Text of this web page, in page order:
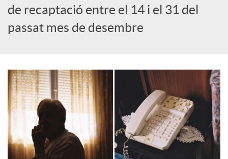
o
i
a
l
de recaptació entre el 14 i el 31 del
passat mes de desembre